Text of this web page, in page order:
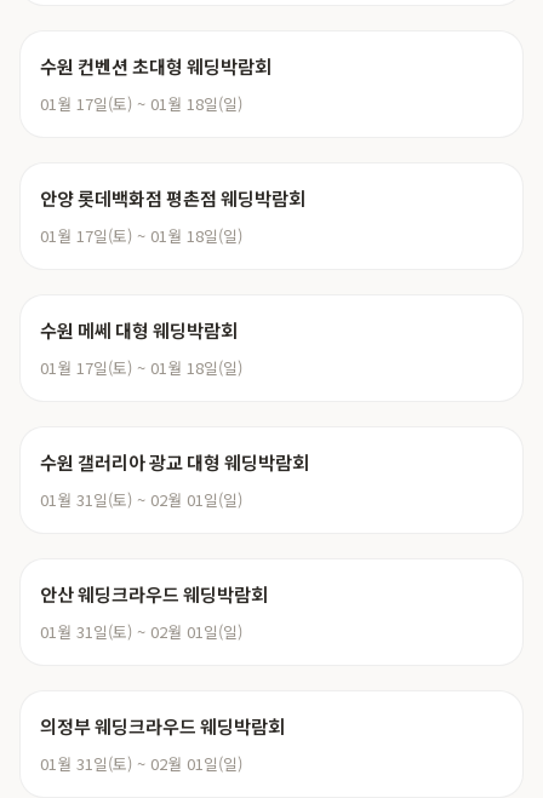
수원 컨벤션 초대형 웨딩박람회
01월 17일(토) ~ 01월 18일(일)
안양 롯데백화점 평촌점 웨딩박람회
01월 17일(토) ~ 01월 18일(일)
수원 메쎄 대형 웨딩박람회
01월 17일(토) ~ 01월 18일(일)
수원 갤러리아 광교 대형 웨딩박람회
01월 31일(토) ~ 02월 01일(일)
안산 웨딩크라우드 웨딩박람회
01월 31일(토) ~ 02월 01일(일)
의정부 웨딩크라우드 웨딩박람회
01월 31일(토) ~ 02월 01일(일)